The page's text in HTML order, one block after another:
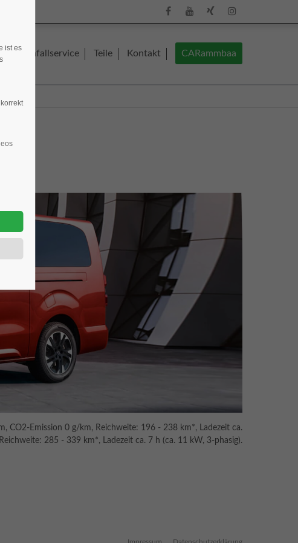
Lorem ipsum dolor sit amet, consectetuer
Unfallservice Teile Kontakt CARammbaa
Emission 0 g/km, Reichweite: 196 - 238 km*, Ladezeit ca.
285 - 339 km*, Ladezeit ca. 7 h (ca. 11 kW, 3-phasig).
Impressum Datenschutzerklärung
ist es